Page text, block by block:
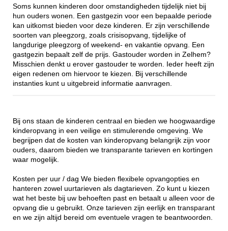
Soms kunnen kinderen door omstandigheden tijdelijk niet bij
hun ouders wonen. Een gastgezin voor een bepaalde periode
kan uitkomst bieden voor deze kinderen. Er zijn verschillende
soorten van pleegzorg, zoals crisisopvang, tijdelijke of
langdurige pleegzorg of weekend- en vakantie opvang. Een
gastgezin bepaalt zelf de prijs. Gastouder worden in Zelhem?
Misschien denkt u erover gastouder te worden. Ieder heeft zijn
eigen redenen om hiervoor te kiezen. Bij verschillende
instanties kunt u uitgebreid informatie aanvragen.
Bij ons staan de kinderen centraal en bieden we hoogwaardige
kinderopvang in een veilige en stimulerende omgeving. We
begrijpen dat de kosten van kinderopvang belangrijk zijn voor
ouders, daarom bieden we transparante tarieven en kortingen
waar mogelijk.
Kosten per uur / dag We bieden flexibele opvangopties en
hanteren zowel uurtarieven als dagtarieven. Zo kunt u kiezen
wat het beste bij uw behoeften past en betaalt u alleen voor de
opvang die u gebruikt. Onze tarieven zijn eerlijk en transparant
en we zijn altijd bereid om eventuele vragen te beantwoorden.